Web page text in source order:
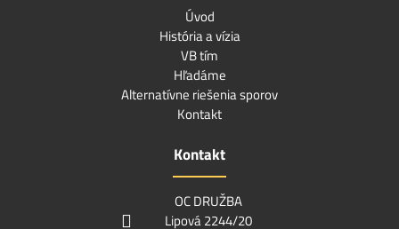
Úvod
História a vízia
VB tím
Hľadáme
Alternatívne riešenia sporov
Kontakt
Kontakt
OC DRUŽBA
Lipová 2244/20